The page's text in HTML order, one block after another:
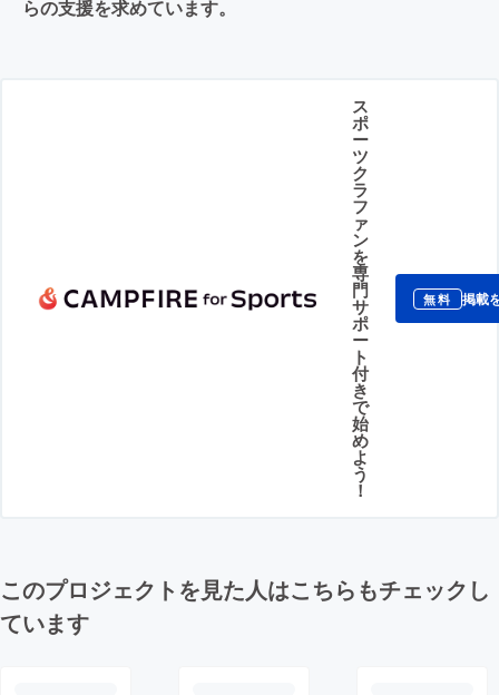
らの支援を求めています。
ス
ポ
ー
ツ
ク
ラ
フ
ァ
ン
を
専
門
サ
ポ
ー
ト
付
き
で
始
め
よ
う
！
無料 掲載
このプロジェクトを見た人はこちらもチェックし
ています